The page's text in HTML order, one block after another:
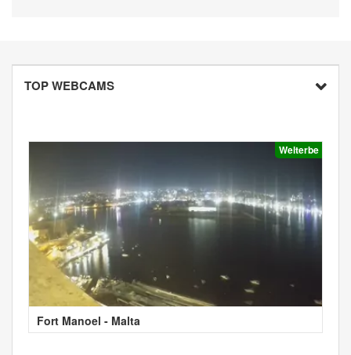
TOP WEBCAMS
Welterbe
Fort Manoel - Malta